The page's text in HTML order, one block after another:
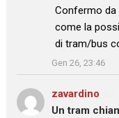
: “
Confermo da
come la
di tram/bus
”
Gen 26, 23:46
zavardino
Un tram